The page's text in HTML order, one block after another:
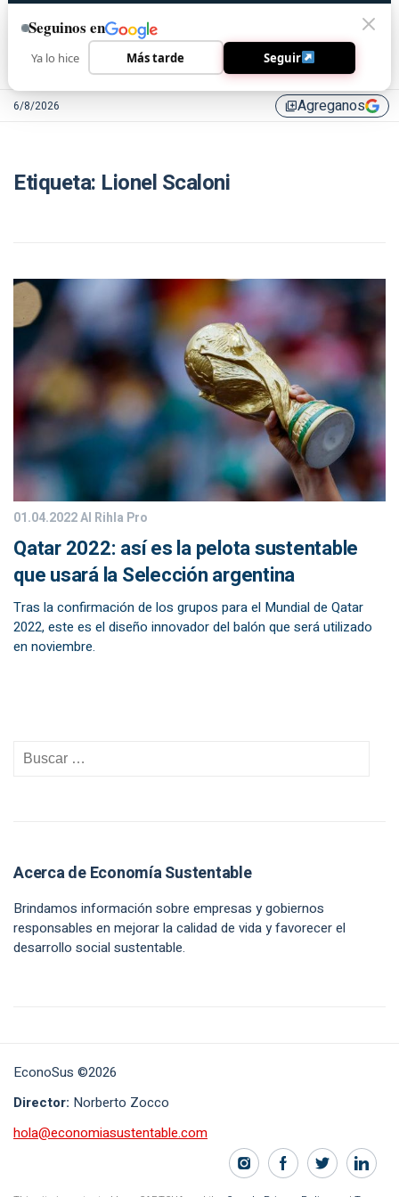
6/8/2026 library_addAgreganos
Etiqueta: Lionel Scaloni
01.04.2022Al Rihla Pro
Qatar 2022: así es la pelota sustentable
que usará la Selección argentina
Tras la confirmación de los grupos para el Mundial de Qatar
2022, este es el diseño innovador del balón que será utilizado
en noviembre.
Acerca de Economía Sustentable
Brindamos información sobre empresas y gobiernos
responsables en mejorar la calidad de vida y favorecer el
desarrollo social sustentable.
EconoSus ©2026
Director: Norberto Zocco
hola@economiasustentable.com
Seguinos en
Ya lo hice Más tarde Seguir